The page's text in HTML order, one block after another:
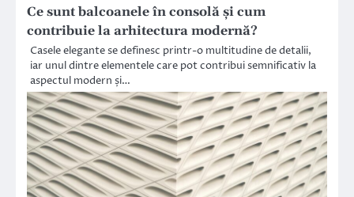
Ce sunt balcoanele în consolă și cum
contribuie la arhitectura modernă?
Casele elegante se definesc printr-o multitudine de detalii,
iar unul dintre elementele care pot contribui semnificativ la
aspectul modern și…